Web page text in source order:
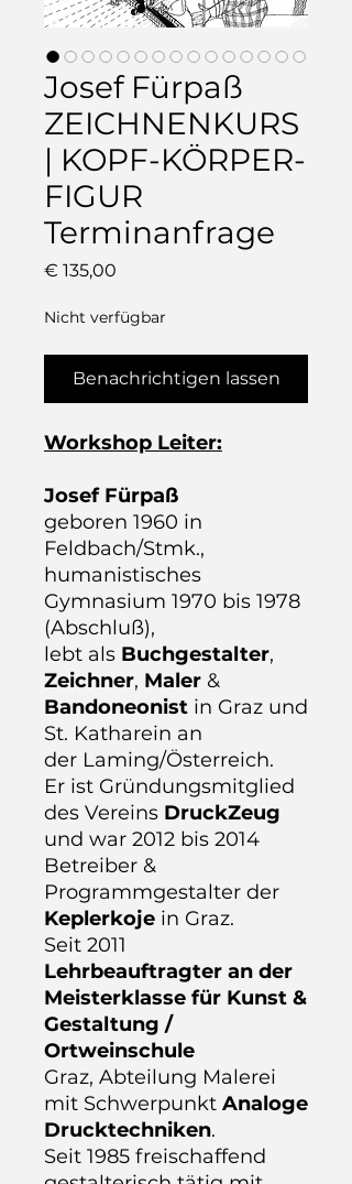
Josef Fürpaß
ZEICHNENKURS
| KOPF-KÖRPER-
FIGUR
Terminanfrage
€ 135,00
Nicht verfügbar
Benachrichtigen lassen
Workshop Leiter:
Josef Fürpaß
geboren 1960 in
Feldbach/Stmk.,
humanistisches
Gymnasium 1970 bis 1978
(Abschluß),
lebt als Buchgestalter,
Zeichner, Maler &
Bandoneonist in Graz und
St. Katharein an
der Laming/Österreich.
Er ist Gründungsmitglied
des Vereins DruckZeug
und war 2012 bis 2014
Betreiber &
Programmgestalter der
Keplerkoje in Graz.
Seit 2011
Lehrbeauftragter an der
Meisterklasse für Kunst &
Gestaltung /
Ortweinschule
Graz, Abteilung Malerei
mit Schwerpunkt Analoge
Drucktechniken.
Seit 1985 freischaffend